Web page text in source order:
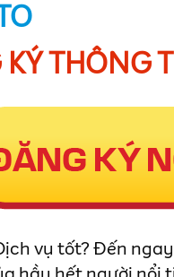
THÔNG
vụ tốt? Đến